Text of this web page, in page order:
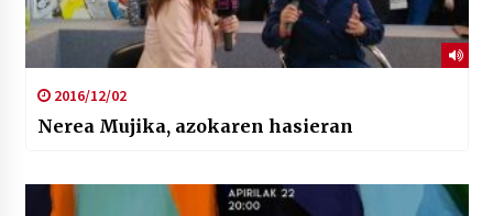
2016/12/02
Nerea Mujika, azokaren hasieran